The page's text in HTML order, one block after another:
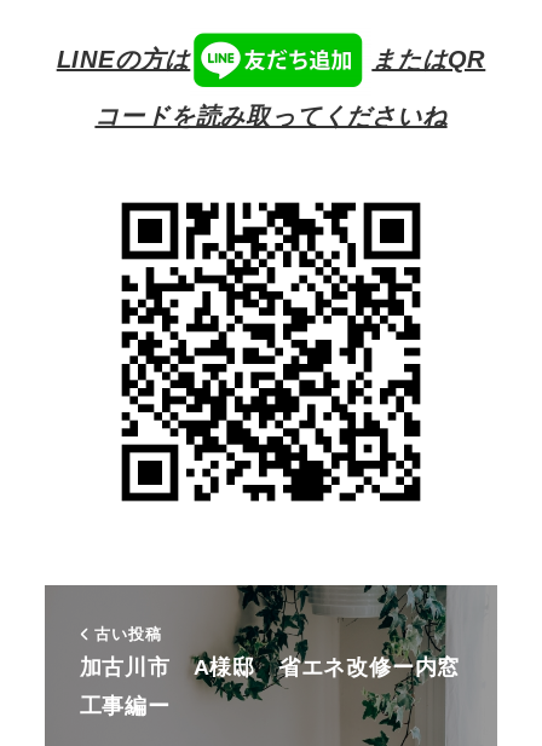
LINEの方は またはQR
コードを読み取ってくださいね
古い投稿
加古川市 A様邸 省エネ改修ー内窓
工事編ー